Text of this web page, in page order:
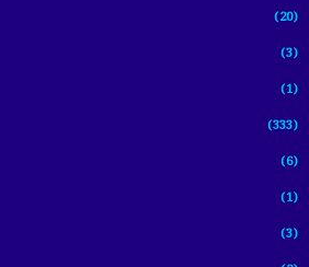
(20)
(3)
(1)
(333)
(6)
(1)
(3)